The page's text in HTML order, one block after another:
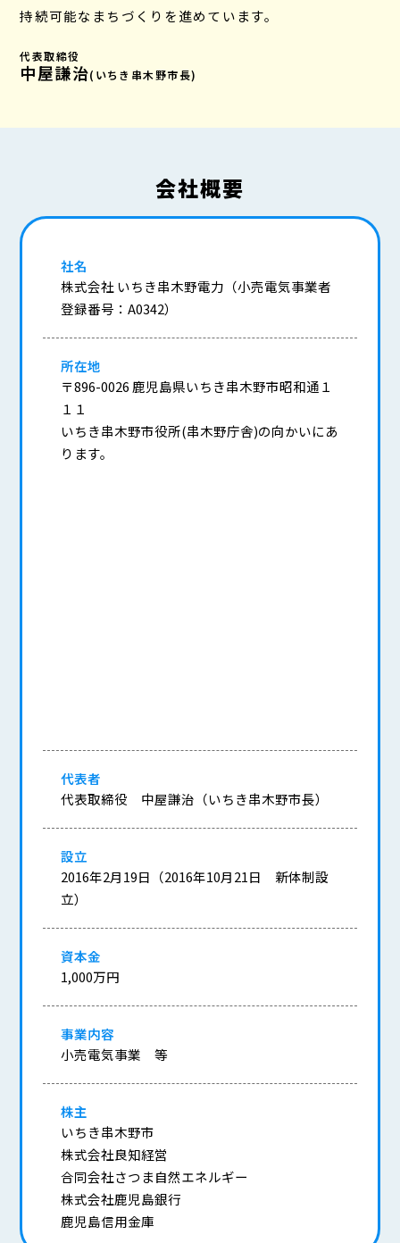
持続可能なまちづくりを進めています。
代表取締役
中屋謙治(いちき串木野市長)
会社概要
社名
株式会社 いちき串木野電力（小売電気事業者
登録番号：A0342）
所在地
〒896-0026 鹿児島県いちき串木野市昭和通１
１１
いちき串木野市役所(串木野庁舎)の向かいにあ
ります。
代表者
代表取締役 中屋謙治（いちき串木野市長）
設立
2016年2月19日（2016年10月21日 新体制設
立）
資本金
1,000万円
事業内容
小売電気事業 等
株主
いちき串木野市
株式会社良知経営
合同会社さつま自然エネルギー
株式会社鹿児島銀行
鹿児島信用金庫